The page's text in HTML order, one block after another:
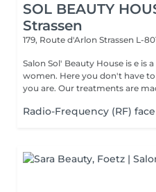
SOL BEAUTY
Strassen
179, Route d'Arlon Strassen L-
Salon Sol' Beauty House is e is
women. Here you don't have
you are. Our treatments are
Radio-Frequency (RF)